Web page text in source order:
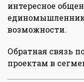
интересное
возможности.
Обратная связь
проектам в